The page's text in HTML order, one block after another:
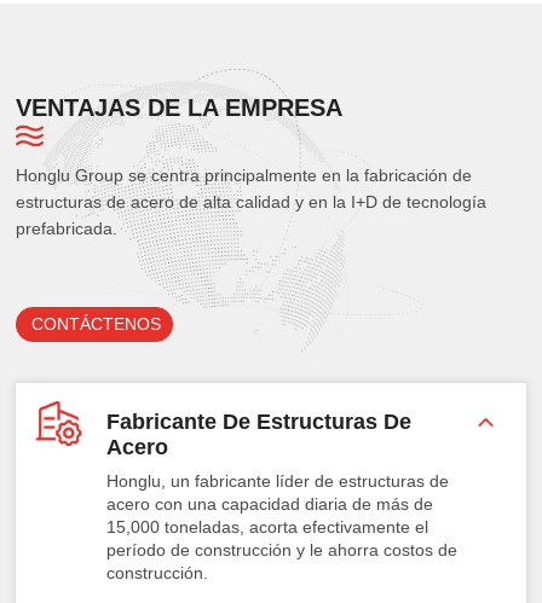
VENTAJAS DE LA EMPRESA
Honglu Group se centra principalmente en la fabricación de
estructuras de acero de alta calidad y en la I+D de tecnología
prefabricada.
CONTÁCTENOS
Fabricante De Estructuras De
Acero
Honglu, un fabricante líder de estructuras de
acero con una capacidad diaria de más de
15,000 toneladas, acorta efectivamente el
período de construcción y le ahorra costos de
construcción.